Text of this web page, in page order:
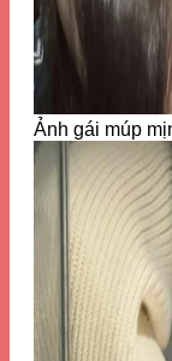
Ảnh gái múp